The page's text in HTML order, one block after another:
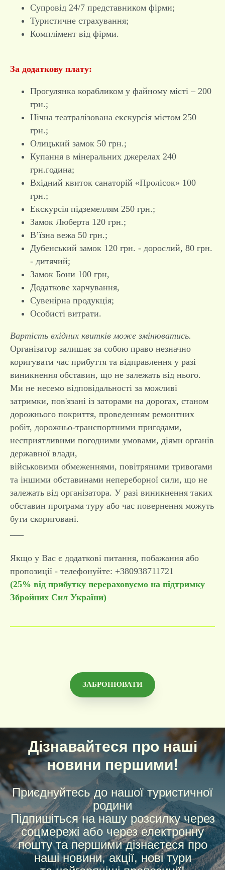
Супровід 24/7 представником фірми;
Туристичне страхування;
Комплімент від фірми.
За додаткову плату:
Прогулянка корабликом у файному місті – 200
грн.;
Нічна театралізована екскурсія містом 250
грн.;
Олицький замок 50 грн.;
Купання в мінеральних джерелах 240
грн.година;
Вхідний квиток санаторій «Пролісок» 100
грн.;
Екскурсія підземеллям 250 грн.;
Замок Люберта 120 грн.;
В’їзна вежа 50 грн.;
Дубенський замок 120 грн. - дорослий, 80 грн.
- дитячий;
Замок Бони 100 грн,
Додаткове харчування,
Сувенірна продукція;
Особисті витрати.
Вартість вхідних квитків може змінюватись.
Організатор залишає за собою право незначно
коригувати час прибуття та відправлення у разі
виникнення обставин, що не залежать від нього.
Ми не несемо відповідальності за можливі
затримки, пов'язані із заторами на дорогах, станом
дорожнього покриття, проведенням ремонтних
робіт, дорожньо-транспортними пригодами,
несприятливими погодними умовами, діями органів
державної влади,
військовими обмеженнями, повітряними тривогами
та іншими обставинами непереборної сили, що не
залежать від організатора. У разі виникнення таких
обставин програма туру або час повернення можуть
бути скориговані.
Якщо у Вас є додаткові питання, побажання або
пропозиції - телефонуйте: +380938711721
(25% від прибутку перераховуємо на підтримку
Збройних Сил України)
ЗАБРОНЮВАТИ
Дізнавайтеся про наші
новини першими!
Приєднуйтесь до нашої туристичної
родини
Підпишіться на нашу розсилку через
соцмережі або через електронну
пошту та першими дізнаєтеся про
наші новини, акції, нові тури